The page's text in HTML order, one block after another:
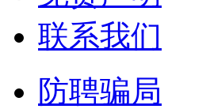
联系我们
防聘骗局